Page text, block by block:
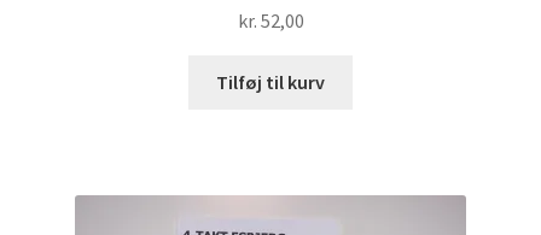
kr. 52,00
Tilføj til kurv